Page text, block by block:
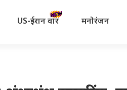
US-ईरान वॉर मनोरंजन